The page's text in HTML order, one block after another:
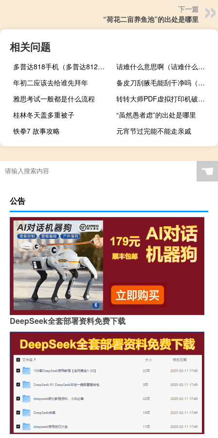
下一篇
“荷花二亩养鱼池”的出处是哪里
相关问题
多普达818手机（多普达8125）
诘难什么意思啊（诘难什么意思）
年初二应该去给谁先拜年
备皮刀刮腋毛能刮干净吗（妇科手术前备皮刮毛）
雅思考试一般都是什么流程
转转大师PDF虚拟打印机破解版 V1.0.1.3 去水印版（转转大师PDF虚拟打印机破解版 V1.0.1.3 去水印版功能简介）
桂林冬天盖多重被子
“虽然愚者虑”的出处是哪里
铁拳7 故事攻略
元宵节过完能不能走亲戚
☚
公告
DeepSeek全套部署资料免费下载